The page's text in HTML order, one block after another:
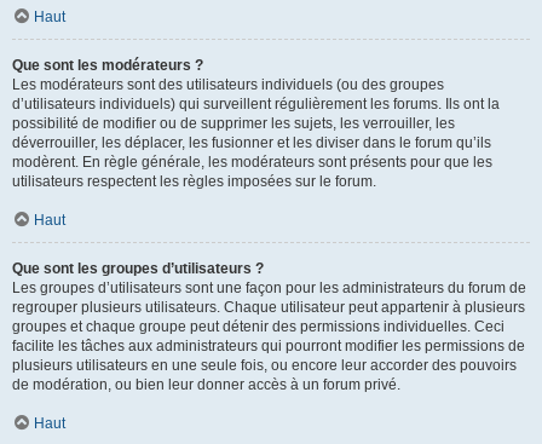
Haut
Que sont les modérateurs ?
Les modérateurs sont des utilisateurs individuels (ou des groupes
d’utilisateurs individuels) qui surveillent régulièrement les forums. Ils ont la
possibilité de modifier ou de supprimer les sujets, les verrouiller, les
déverrouiller, les déplacer, les fusionner et les diviser dans le forum qu’ils
modèrent. En règle générale, les modérateurs sont présents pour que les
utilisateurs respectent les règles imposées sur le forum.
Haut
Que sont les groupes d’utilisateurs ?
Les groupes d’utilisateurs sont une façon pour les administrateurs du forum de
regrouper plusieurs utilisateurs. Chaque utilisateur peut appartenir à plusieurs
groupes et chaque groupe peut détenir des permissions individuelles. Ceci
facilite les tâches aux administrateurs qui pourront modifier les permissions de
plusieurs utilisateurs en une seule fois, ou encore leur accorder des pouvoirs
de modération, ou bien leur donner accès à un forum privé.
Haut